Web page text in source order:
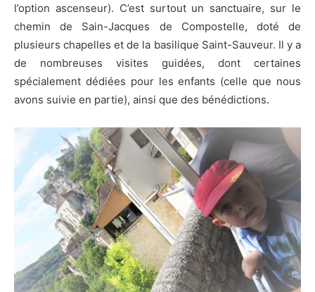
l’option ascenseur). C’est surtout un sanctuaire, sur le
chemin de Sain-Jacques de Compostelle, doté de
plusieurs chapelles et de la basilique Saint-Sauveur. Il y a
de nombreuses visites guidées, dont certaines
spécialement dédiées pour les enfants (celle que nous
avons suivie en partie), ainsi que des bénédictions.